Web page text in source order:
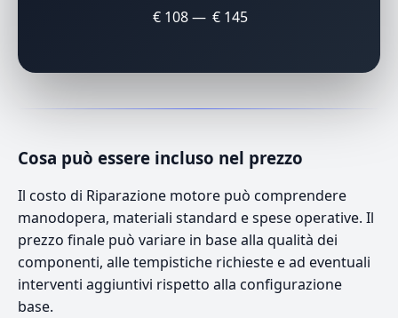
€ 108 — € 145
Cosa può essere incluso nel prezzo
Il costo di Riparazione motore può comprendere
manodopera, materiali standard e spese operative. Il
prezzo finale può variare in base alla qualità dei
componenti, alle tempistiche richieste e ad eventuali
interventi aggiuntivi rispetto alla configurazione
base.